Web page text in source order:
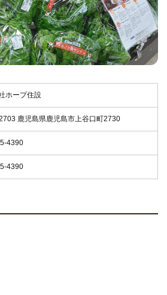
ピ
ホープ住設
鹿児島県鹿児島市上谷口町2730
4390
4390